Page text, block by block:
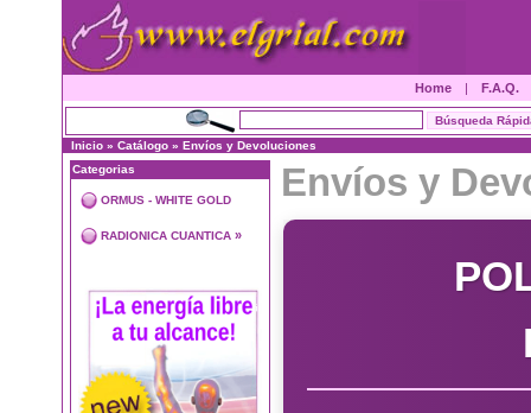
Home | F.A.Q.
Inicio » Catálogo » Envíos y Devoluciones
Categorias
ORMUS - WHITE GOLD
RADIONICA CUANTICA »
Envíos y